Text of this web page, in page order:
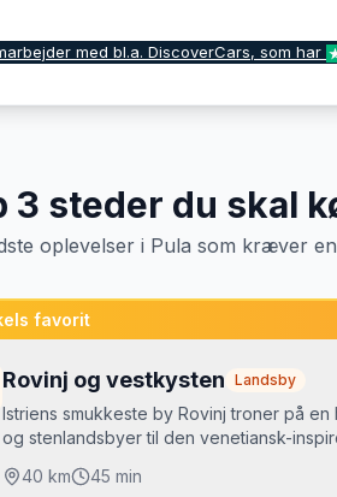
med bl.a. DiscoverCars, som har
3 steder du skal
oplevelser i Pula som kræver
favorit
Rovinj og vestkysten Landsby
Istriens smukkeste by Rovinj troner på
og stenlandsbyer til den venetiansk-
40 km 45 min